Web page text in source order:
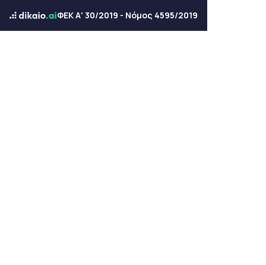
ΦΕΚ Α' 30/2019 - Νόμος 4595/2019